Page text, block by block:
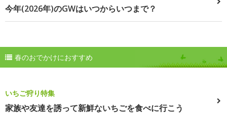
今年(2026年)のGWはいつからいつまで？
春のおでかけにおすすめ
いちご狩り特集
家族や友達を誘って新鮮ないちごを食べに行こう